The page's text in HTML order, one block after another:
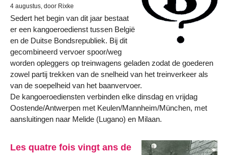
4 augustus, door Rixke
Sedert het begin van dit jaar bestaat
er een kangoeroedienst tussen België
en de Duitse Bondsrepubliek. Bij dit
gecombineerd vervoer spoor/weg
worden opleggers op treinwagens geladen zodat de goederen
zowel partij trekken van de snelheid van het treinverkeer als
van de soepelheid van het baanvervoer.
De kangoeroediensten verbinden elke dinsdag en vrijdag
Oostende/Antwerpen met Keulen/Mannheim/München, met
aansluitingen naar Melide (Lugano) en Milaan.
Les quatre fois vingt ans de